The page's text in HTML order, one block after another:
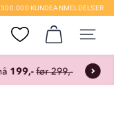
300.000 KUNDEANMELDELSER